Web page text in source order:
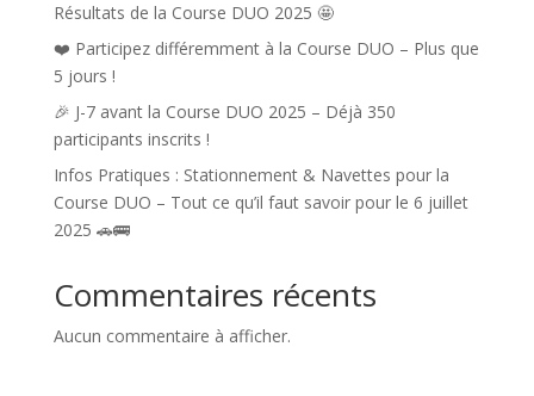
Résultats de la Course DUO 2025 🤩
❤️ Participez différemment à la Course DUO – Plus que
5 jours !
🎉 J-7 avant la Course DUO 2025 – Déjà 350
participants inscrits !
Infos Pratiques : Stationnement & Navettes pour la
Course DUO – Tout ce qu’il faut savoir pour le 6 juillet
2025 🚗🚌
Commentaires récents
Aucun commentaire à afficher.